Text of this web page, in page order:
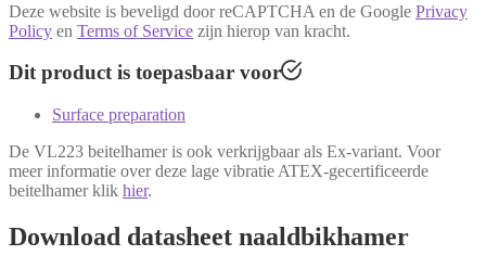
Deze website is beveligd door reCAPTCHA en de Google Privacy
Policy en Terms of Service zijn hierop van kracht.
Dit product is toepasbaar voor
Surface preparation
De VL223 beitelhamer is ook verkrijgbaar als Ex-variant. Voor
meer informatie over deze lage vibratie ATEX-gecertificeerde
beitelhamer klik hier.
Download datasheet naaldbikhamer